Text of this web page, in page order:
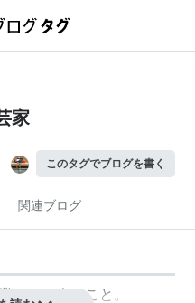
家
このタグでブログを書く
関連ブログ
とする人のこと。